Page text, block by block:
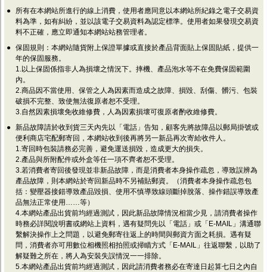
客訂商品
●
所有在本網站所進行的線上消費，使用者應同意以本網站所紀錄之電子交易資
料為準，如有糾紛，並以該電子交易資料為認定標準。使用者如果發現交易資
料不正確，應立即通知本網站站務管理者。
● 保固規則：本網站隨貨附上保證單據或直接於產品背面貼上保固貼紙，提供一
年的保固服務。
1.以上保固係指非人為損壞之情況下。摔機、產品泡水等不在免費保固範圍
內。
2.商品因不當使用、保管之人為因素而造成之故障、損毀、刮傷、髒污、包裝
破損不完整、致使無法復原者恕不受理。
3.自然因素損壞免收維修費，人為因素損壞可復原者酌收維修費。
● 新品故障請於收到貨三天內先以「電話」告知，顧客先將故障品以郵局掛號或
便利商店宅配郵寄回，本網站收到後再將另一新品再次寄給收件人。
1.寄回時包裝請務必完善，避免運送損毀，造成更大的損失。
2.產品與所附配件或外盒等任一項不齊者恕不受理。
3.若消費者寄回後發現並非新品故障，而是消費者本身操作疏忽，導致誤辨為
產品故障，則本網站於寄回新品時不另補貼郵資。（消費者本身操作疏忽包
括：變壓器接錯導致產品毀損、使用不慎導致線頭斷掉脫落、操作錯誤導致產
品無法正常使用……等）
4.本網站產品出貨前均經過測試，因此新品故障情況相當少見，請消費者操作
時務必詳閱說明書或網站上資料，遇有疑問先以「電話」或「E-MAIL」溝通聯
繫解決操作上之問題，以避免郵寄往返上的時間與郵資方面之耗損。遇有疑
問，消費者亦可用數位相機照相拍照或掃瞄方式「E-MAIL」往返聯繫，以助了
解疑難之所在，將人為安裝失誤情況一一排除。
5.本網站產品出貨前均經過測試，因此請消費者務必在寄達日起算七日之內自